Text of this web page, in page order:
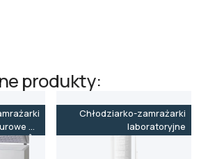
produkty:
do
-86˚C
Chłodziarko-zamrażarki
laboratoryjne